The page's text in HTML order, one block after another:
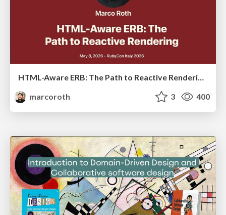
HTML-Aware ERB: The Path to Reactive Rendering @ RubyCon 2026, Rimini, Italy
marcoroth
3 400